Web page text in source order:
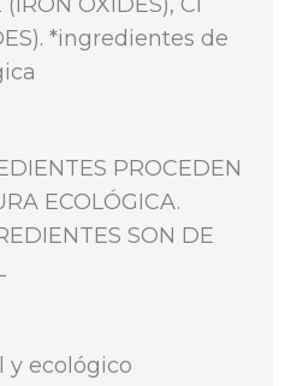
*ingredientes de
PROCEDEN
ECOLÓGICA.
SON DE
y ecológico